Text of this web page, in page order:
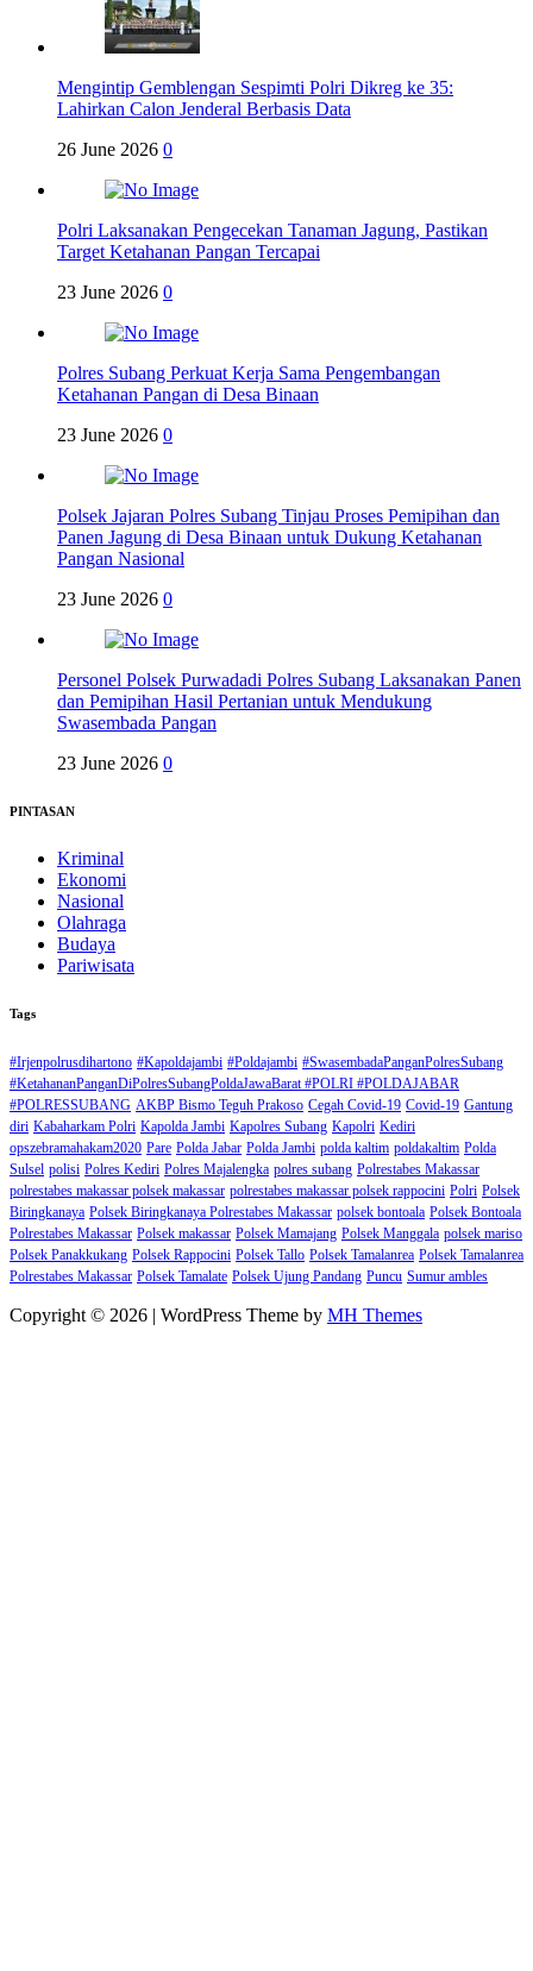
Mengintip Gemblengan Sespimti Polri Dikreg ke 35:
Lahirkan Calon Jenderal Berbasis Data
26 June 2026 0
Polri Laksanakan Pengecekan Tanaman Jagung, Pastikan
Target Ketahanan Pangan Tercapai
23 June 2026 0
Polres Subang Perkuat Kerja Sama Pengembangan
Ketahanan Pangan di Desa Binaan
23 June 2026 0
Polsek Jajaran Polres Subang Tinjau Proses Pemipihan dan
Panen Jagung di Desa Binaan untuk Dukung Ketahanan
Pangan Nasional
23 June 2026 0
Personel Polsek Purwadadi Polres Subang Laksanakan Panen
dan Pemipihan Hasil Pertanian untuk Mendukung
Swasembada Pangan
23 June 2026 0
PINTASAN
Kriminal
Ekonomi
Nasional
Olahraga
Budaya
Pariwisata
Tags
#Irjenpolrusdihartono #Kapoldajambi #Poldajambi #SwasembadaPanganPolresSubang
#KetahananPanganDiPolresSubangPoldaJawaBarat #POLRI #POLDAJABAR
#POLRESSUBANG AKBP Bismo Teguh Prakoso Cegah Covid-19 Covid-19 Gantung
diri Kabaharkam Polri Kapolda Jambi Kapolres Subang Kapolri Kediri
opszebramahakam2020 Pare Polda Jabar Polda Jambi polda kaltim poldakaltim Polda
Sulsel polisi Polres Kediri Polres Majalengka polres subang Polrestabes Makassar
polrestabes makassar polsek makassar polrestabes makassar polsek rappocini Polri Polsek
Biringkanaya Polsek Biringkanaya Polrestabes Makassar polsek bontoala Polsek Bontoala
Polrestabes Makassar Polsek makassar Polsek Mamajang Polsek Manggala polsek mariso
Polsek Panakkukang Polsek Rappocini Polsek Tallo Polsek Tamalanrea Polsek Tamalanrea
Polrestabes Makassar Polsek Tamalate Polsek Ujung Pandang Puncu Sumur ambles
Copyright © 2026 | WordPress Theme by MH Themes